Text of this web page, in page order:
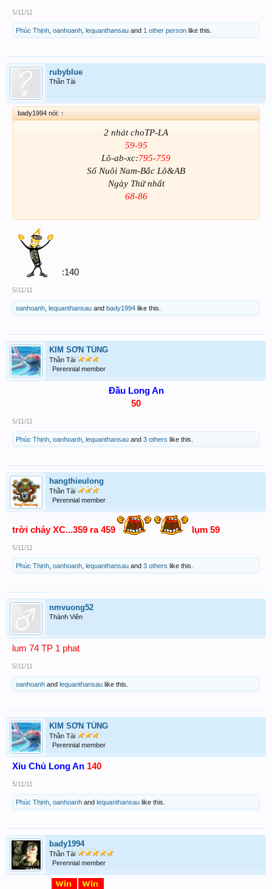
5/11/11
Phúc Thịnh oanhoanh lequanthansau and 1 other person like this.
rubyblue
Thần Tài
bady1994 nói: ↑
2 nhát choTP-LA
59-95
Lô-ab-xc:795-759
Số Nuôi Nam-Bắc Lô&AB
Ngày Thứ nhất
68-86
:140
5/11/11
oanhoanh lequanthansau and bady1994 like this.
KIM SƠN TÙNG
Thần Tài
Perennial member
Đầu Long An
50
5/11/11
Phúc Thịnh oanhoanh lequanthansau and 3 others like this.
hangthieulong
Thần Tài
Perennial member
trời cháy XC...359 ra 459 lụm 59
5/11/11
Phúc Thịnh oanhoanh lequanthansau and 3 others like this.
nmvuong52
Thành Viên
lum 74 TP 1 phat
5/11/11
oanhoanh and lequanthansau like this.
KIM SƠN TÙNG
Thần Tài
Perennial member
Xỉu Chủ Long An 140
5/11/11
Phúc Thịnh oanhoanh and lequanthansau like this.
bady1994
Thần Tài
Perennial member